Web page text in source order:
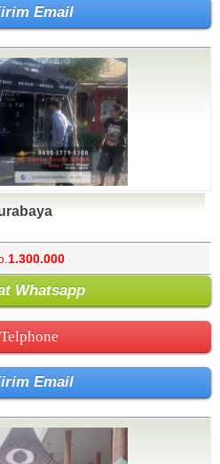
Email
1.300.000
Whatsapp
Email